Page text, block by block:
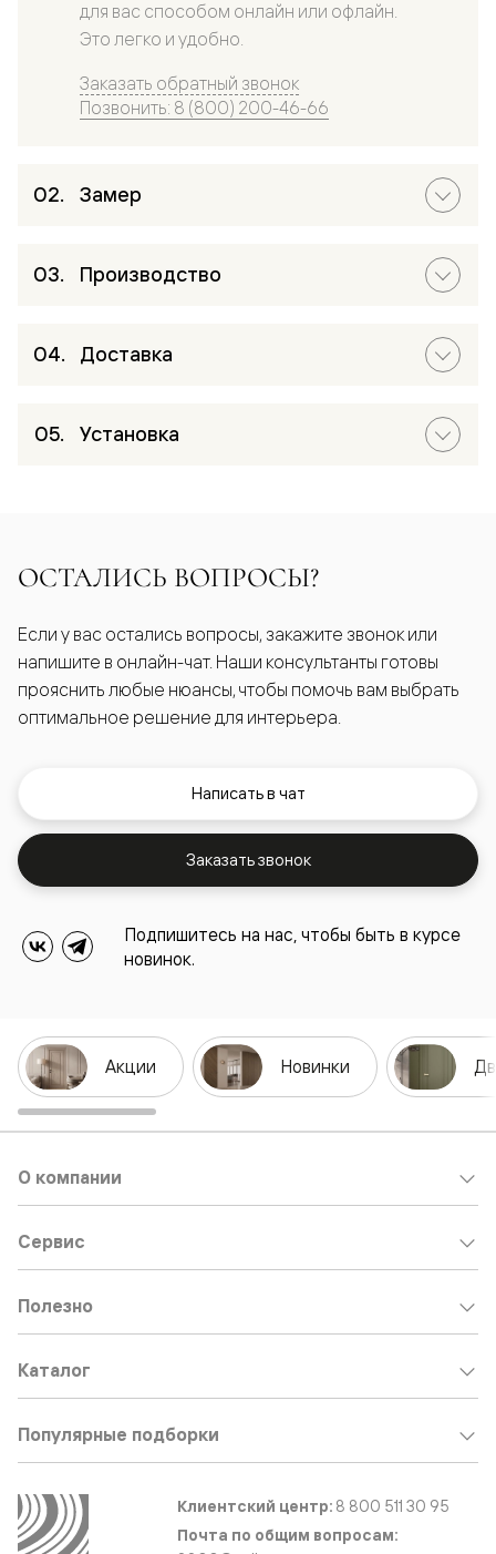
для вас способом онлайн или офлайн.
Это легко и удобно.
Заказать обратный звонок
Позвонить: 8 (800) 200-46-66
Замер
Производство
Доставка
Установка
ОСТАЛИСЬ ВОПРОСЫ?
Если у вас остались вопросы, закажите звонок или
напишите в онлайн-чат. Наши консультанты готовы
прояснить любые нюансы, чтобы помочь вам выбрать
оптимальное решение для интерьера.
Написать в чат
Заказать звонок
Подпишитесь на нас, чтобы быть в курсе
новинок.
Акции Новинки
О компании
Сервис
Полезно
Каталог
Популярные подборки
Клиентский центр: 8 800 511 30 95
Почта по общим вопросам: